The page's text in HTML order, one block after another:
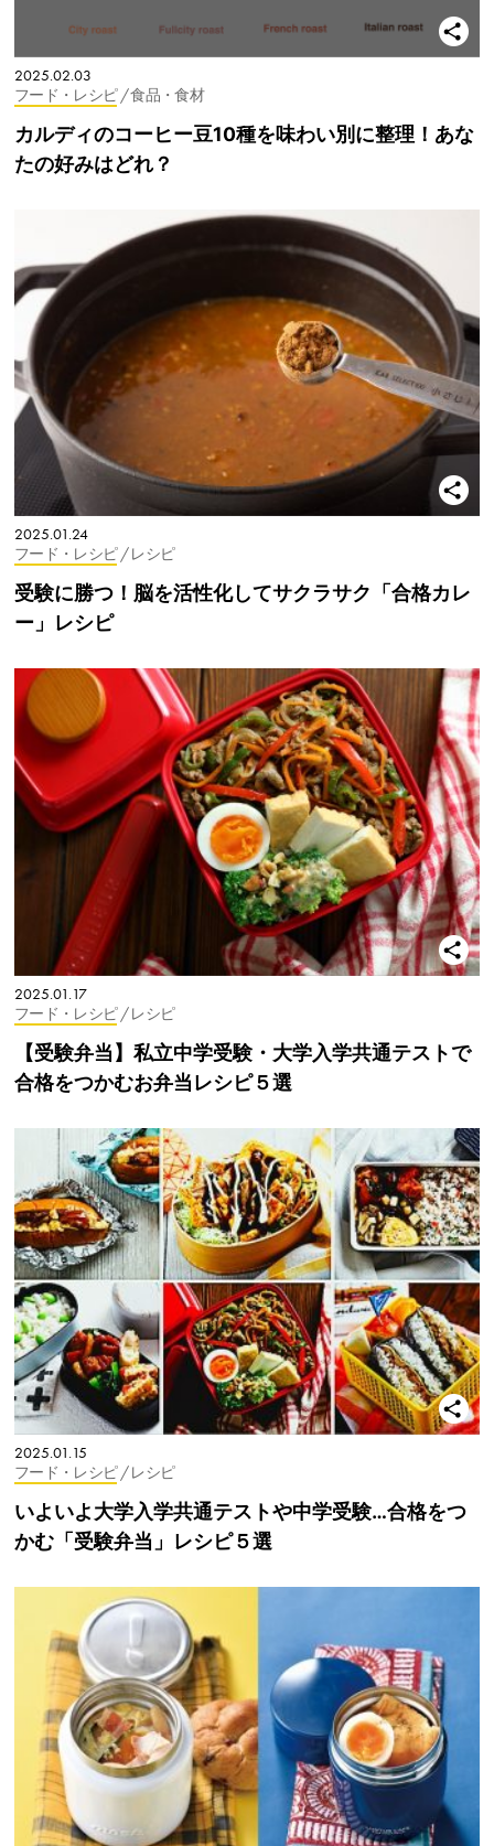
2025.02.03
フード・レシピ / 食品・食材
カルディのコーヒー豆10種を味わい別に整理！あな
たの好みはどれ？
2025.01.24
フード・レシピ / レシピ
受験に勝つ！脳を活性化してサクラサク「合格カレ
ー」レシピ
2025.01.17
フード・レシピ / レシピ
【受験弁当】私立中学受験・大学入学共通テストで
合格をつかむお弁当レシピ５選
2025.01.15
フード・レシピ / レシピ
いよいよ大学入学共通テストや中学受験…合格をつ
かむ「受験弁当」レシピ５選